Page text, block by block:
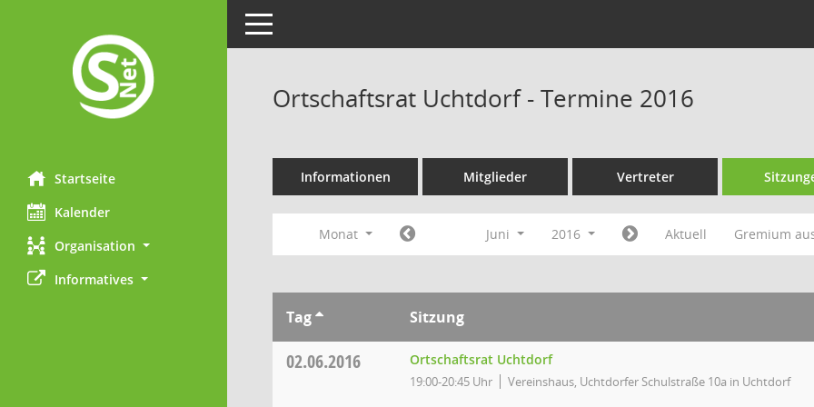
Startseite
Kalender
Organisation
Informatives
Toggle navigation
Ortschaftsrat Uchtdorf - Termine 2016
Informationen Mitglieder Vertreter
Monat Juni 2016 Aktuell Gremium
Tag Sitzung
02.06.2016 Ortschaftsrat Uchtdorf
19:00-20:45 Uhr Vereinshaus, Uchtdorfer Schulstraße 10a in Uchtdorf